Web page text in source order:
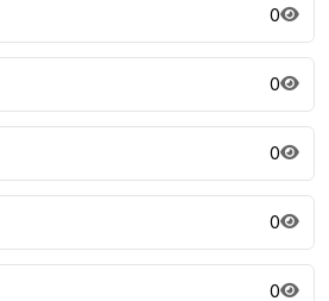
0
0
0
0
0